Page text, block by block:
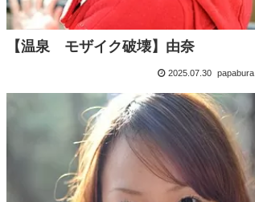
【温泉 モザイク破壊】由奈
2025.07.30 papabura